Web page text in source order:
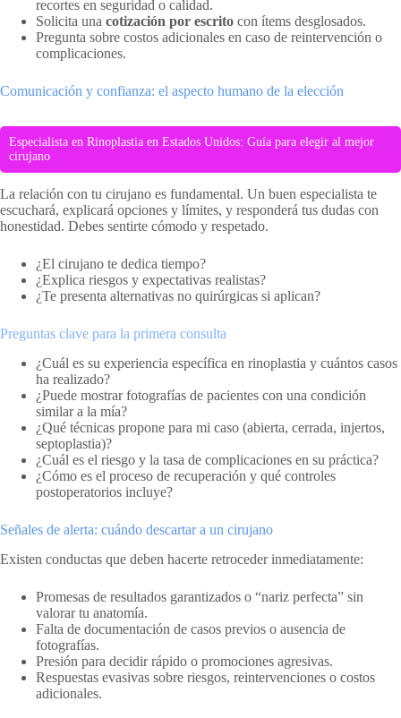
recortes en seguridad o calidad.
Solicita una cotización por escrito con ítems desglosados.
Pregunta sobre costos adicionales en caso de reintervención o
complicaciones.
Comunicación y confianza: el aspecto humano de la elección
Especialista en Rinoplastia en Estados Unidos: Guía para elegir al mejor
cirujano
La relación con tu cirujano es fundamental. Un buen especialista te
escuchará, explicará opciones y límites, y responderá tus dudas con
honestidad. Debes sentirte cómodo y respetado.
¿El cirujano te dedica tiempo?
¿Explica riesgos y expectativas realistas?
¿Te presenta alternativas no quirúrgicas si aplican?
Preguntas clave para la primera consulta
¿Cuál es su experiencia específica en rinoplastia y cuántos casos
ha realizado?
¿Puede mostrar fotografías de pacientes con una condición
similar a la mía?
¿Qué técnicas propone para mi caso (abierta, cerrada, injertos,
septoplastia)?
¿Cuál es el riesgo y la tasa de complicaciones en su práctica?
¿Cómo es el proceso de recuperación y qué controles
postoperatorios incluye?
Señales de alerta: cuándo descartar a un cirujano
Existen conductas que deben hacerte retroceder inmediatamente:
Promesas de resultados garantizados o “nariz perfecta” sin
valorar tu anatomía.
Falta de documentación de casos previos o ausencia de
fotografías.
Presión para decidir rápido o promociones agresivas.
Respuestas evasivas sobre riesgos, reintervenciones o costos
adicionales.